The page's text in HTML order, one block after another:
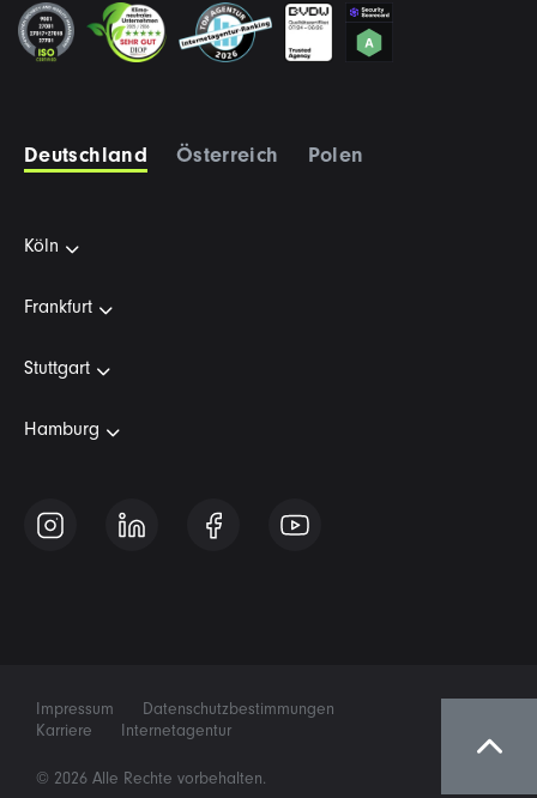
Deutschland Österreich Polen
Köln
Frankfurt
Stuttgart
Hamburg
Impressum
Datenschutzbestimmungen
Karriere
Internetagentur
© 2026 Alle Rechte vorbehalten.